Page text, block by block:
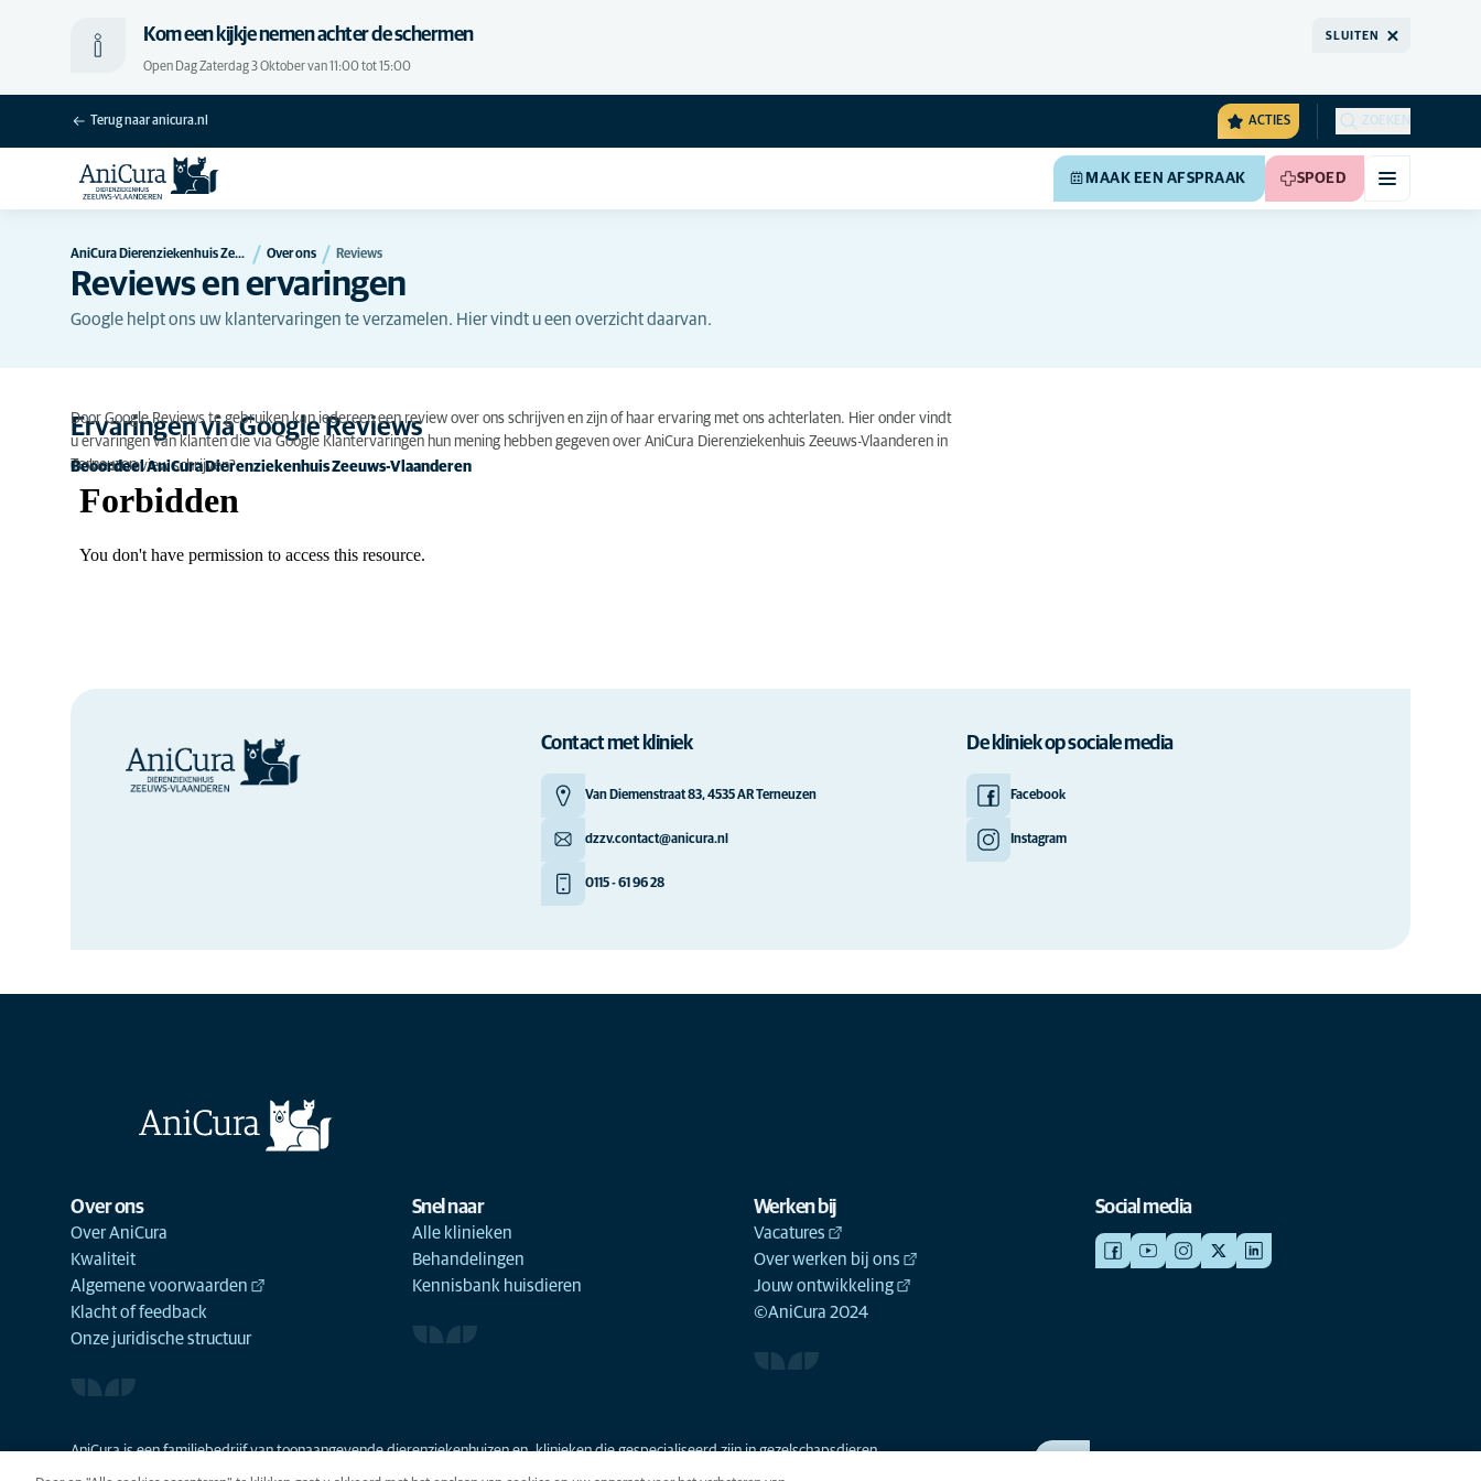
Kom een kijkje nemen achter de schermen
Open Dag Zaterdag 3 Oktober van 11:00 tot 15:00
SLUITEN
Terug naar anicura.nl ACTIES ZOEKEN
MAAK EEN AFSPRAAK SPOED
AniCura Dierenziekenhuis Zeeuws-Vlaanderen Over ons Reviews
Reviews en ervaringen
Google helpt ons uw klantervaringen te verzamelen. Hier vindt u een overzicht daarvan.
Ervaringen via Google Reviews
Door Google Reviews te gebruiken kan iedereen een review over ons schrijven en zijn of haar ervaring met ons achterlaten. Hier onder vindt
u ervaringen van klanten die via Google Klantervaringen hun mening hebben gegeven over AniCura Dierenziekenhuis Zeeuws-Vlaanderen in
Terneuzen.
Ook een review schrijven?
Beoordeel AniCura Dierenziekenhuis Zeeuws-Vlaanderen
Contact met kliniek
Van Diemenstraat 83, 4535 AR Terneuzen
dzzv.contact@anicura.nl
0115 - 61 96 28
De kliniek op sociale media
Facebook
Instagram
Over ons
Over AniCura
Kwaliteit
Algemene voorwaarden
Klacht of feedback
Onze juridische structuur
Snel naar
Alle klinieken
Behandelingen
Kennisbank huisdieren
Werken bij
Vacatures
Over werken bij ons
Jouw ontwikkeling
©AniCura 2024
Social media
AniCura is een familiebedrijf van toonaangevende dierenziekenhuizen en -klinieken die gespecialiseerd zijn in gezelschapsdieren.